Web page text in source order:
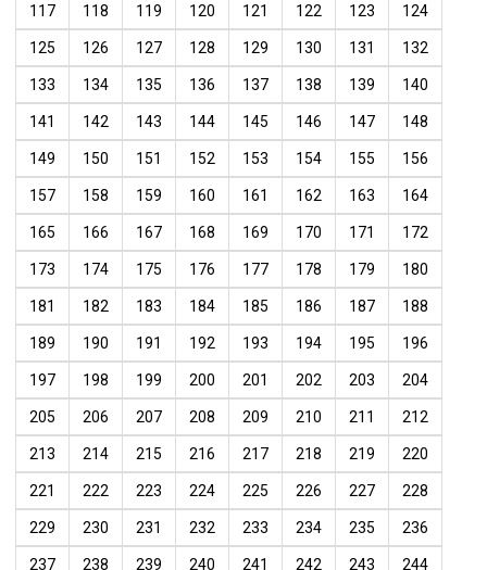
117 118 119 120 121 122 123 124
125 126 127 128 129 130 131 132
133 134 135 136 137 138 139 140
141 142 143 144 145 146 147 148
149 150 151 152 153 154 155 156
157 158 159 160 161 162 163 164
165 166 167 168 169 170 171 172
173 174 175 176 177 178 179 180
181 182 183 184 185 186 187 188
189 190 191 192 193 194 195 196
197 198 199 200 201 202 203 204
205 206 207 208 209 210 211 212
213 214 215 216 217 218 219 220
221 222 223 224 225 226 227 228
229 230 231 232 233 234 235 236
237 238 239 240 241 242 243 244